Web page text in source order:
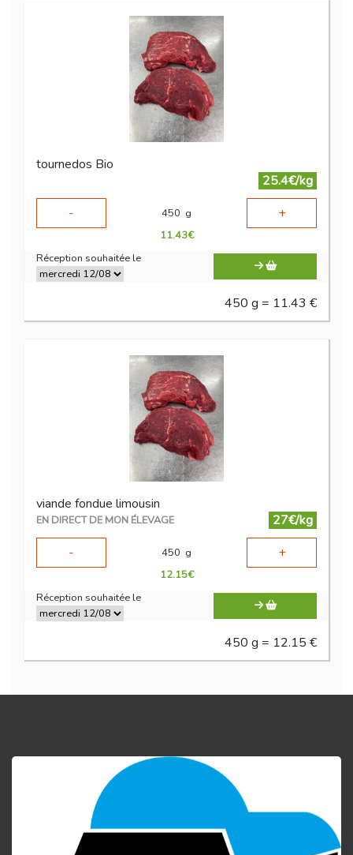
tournedos Bio
25.4€/kg
-
450 g +
11.43€
Réception souhaitée le
450 g = 11.43 €
viande fondue limousin
EN DIRECT DE MON ÉLEVAGE
27€/kg
-
450 g +
12.15€
Réception souhaitée le
450 g = 12.15 €